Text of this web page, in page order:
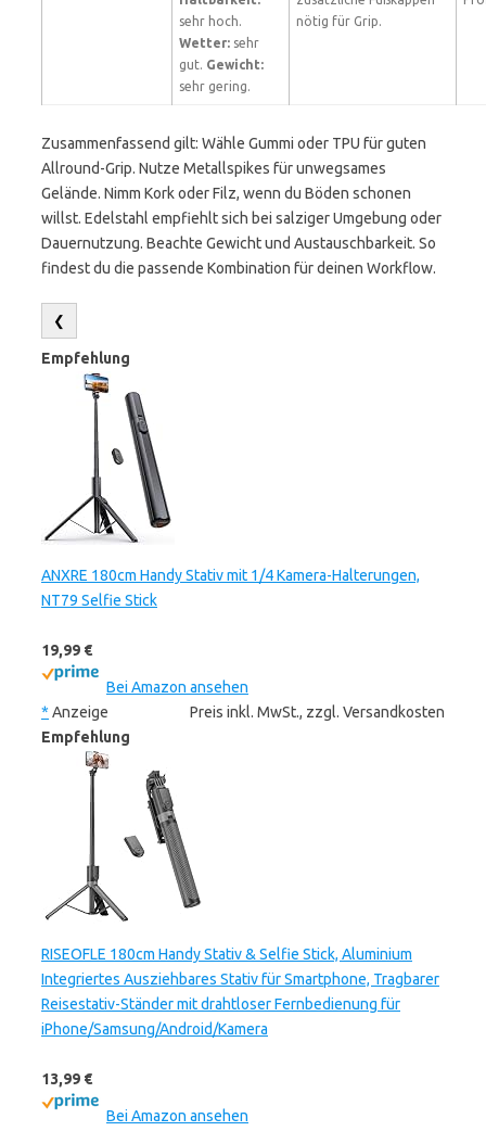
sehr hoch.
Wetter: sehr
gut. Gewicht:
sehr gering.
nötig für Grip.
Zusammenfassend gilt: Wähle Gummi oder TPU für guten
Allround-Grip. Nutze Metallspikes für unwegsames
Gelände. Nimm Kork oder Filz, wenn du Böden schonen
willst. Edelstahl empfiehlt sich bei salziger Umgebung oder
Dauernutzung. Beachte Gewicht und Austauschbarkeit. So
findest du die passende Kombination für deinen Workflow.
❮
Empfehlung
ANXRE 180cm Handy Stativ mit 1/4 Kamera-Halterungen,
NT79 Selfie Stick
19,99 €
Bei Amazon ansehen
* Anzeige
Preis inkl. MwSt., zzgl. Versandkosten
Empfehlung
RISEOFLE 180cm Handy Stativ & Selfie Stick, Aluminium
Integriertes Ausziehbares Stativ für Smartphone, Tragbarer
Reisestativ-Ständer mit drahtloser Fernbedienung für
iPhone/Samsung/Android/Kamera
13,99 €
Bei Amazon ansehen